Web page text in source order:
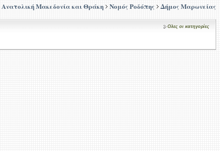
Ανατολική Μακεδονία και Θράκη Νομός Ροδόπης Δήμος Μαρωνείας
Ολες οι κατηγορίες